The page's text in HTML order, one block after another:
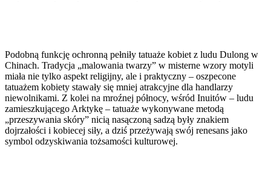
Podobną funkcję ochronną pełniły tatuaże kobiet z ludu Dulong w
Chinach. Tradycja „malowania twarzy” w misterne wzory motyli
miała nie tylko aspekt religijny, ale i praktyczny – oszpecone
tatuażem kobiety stawały się mniej atrakcyjne dla handlarzy
niewolnikami. Z kolei na mroźnej północy, wśród Inuitów – ludu
zamieszkującego Arktykę – tatuaże wykonywane metodą
„przeszywania skóry” nicią nasączoną sadzą były znakiem
dojrzałości i kobiecej siły, a dziś przeżywają swój renesans jako
symbol odzyskiwania tożsamości kulturowej.